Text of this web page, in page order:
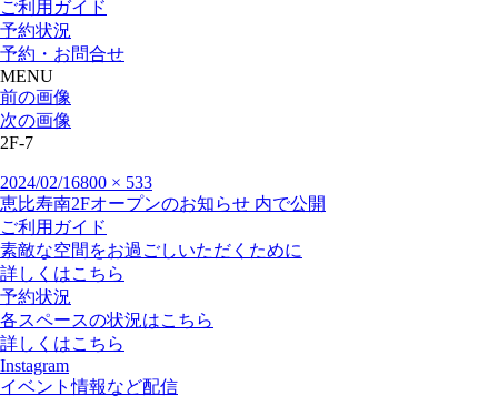
ご利用ガイド
予約状況
予約・お問合せ
MENU
前の画像
次の画像
2F-7
投
稿
日:
2024/02/16フ
ル
サ
イ
ズ
800 × 533
投
稿
ナ
ビ
ゲ
ー
シ
ョ
ン
恵比寿南2Fオープンのお知らせ 内で公開
ご利用ガイド
素敵な空間をお過ごしいただくために
詳しくはこちら
予約状況
各スペースの状況はこちら
詳しくはこちら
Instagram
イベント情報など配信